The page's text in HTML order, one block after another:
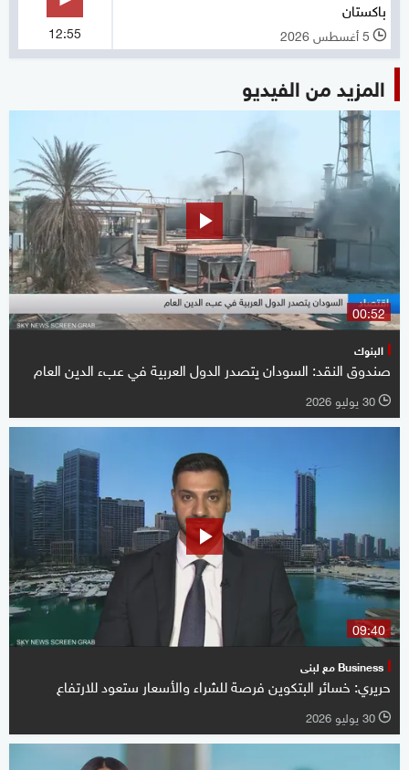
باكستان
l 5 أغسطس 2026 12:55
المزيد من الفيديو
00:52
البنوك
صندوق النقد: السودان يتصدر الدول العربية في عبء الدين العام
l 30 يوليو 2026
09:40
Business مع لبنى
حريري: خسائر البتكوين فرصة للشراء والأسعار ستعود للارتفاع
l 30 يوليو 2026